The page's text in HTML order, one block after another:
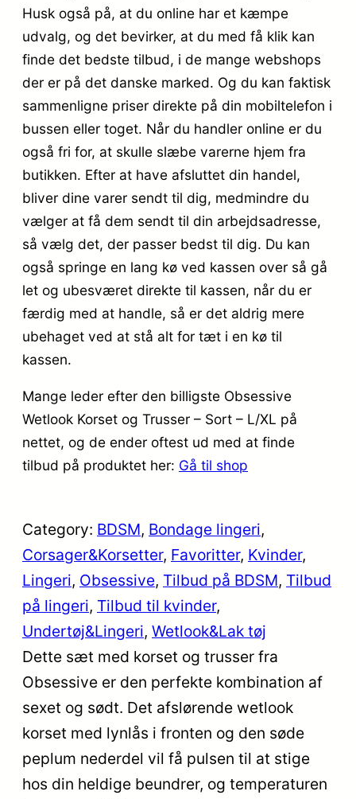
Husk også på, at du online har et kæmpe
udvalg, og det bevirker, at du med få klik kan
finde det bedste tilbud, i de mange webshops
der er på det danske marked. Og du kan faktisk
sammenligne priser direkte på din mobiltelefon i
bussen eller toget. Når du handler online er du
også fri for, at skulle slæbe varerne hjem fra
butikken. Efter at have afsluttet din handel,
bliver dine varer sendt til dig, medmindre du
vælger at få dem sendt til din arbejdsadresse,
så vælg det, der passer bedst til dig. Du kan
også springe en lang kø ved kassen over så gå
let og ubesværet direkte til kassen, når du er
færdig med at handle, så er det aldrig mere
ubehaget ved at stå alt for tæt i en kø til
kassen.
Mange leder efter den billigste Obsessive
Wetlook Korset og Trusser – Sort – L/XL på
nettet, og de ender oftest ud med at finde
tilbud på produktet her: Gå til shop
Category: BDSM, Bondage lingeri
Corsager&Korsetter, Favoritter, Kvinder
Lingeri, Obsessive, Tilbud på BDSM, Tilbud
på lingeri, Tilbud til kvinder
Undertøj&Lingeri, Wetlook&Lak tøj
Dette sæt med korset og trusser fra
Obsessive er den perfekte kombination af
sexet og sødt. Det afslørende wetlook
korset med lynlås i fronten og den søde
peplum nederdel vil få pulsen til at stige
hos din heldige beundrer, og temperaturen